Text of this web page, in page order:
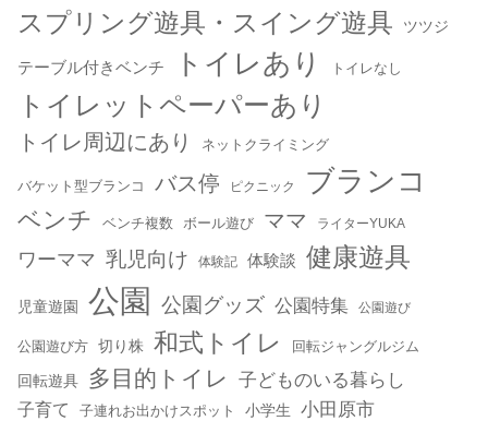
スプリング遊具・スイング遊具 ツツジ
テーブル付きベンチ トイレあり トイレなし
トイレットペーパーあり
トイレ周辺にあり ネットクライミング
バケット型ブランコ バス停 ピクニック ブランコ
ベンチ ベンチ複数 ボール遊び ママ ライターYUKA
ワーママ 乳児向け 体験記 体験談 健康遊具
児童遊園 公園 公園グッズ 公園特集 公園遊び
公園遊び方 切り株 和式トイレ 回転ジャングルジム
回転遊具 多目的トイレ 子どものいる暮らし
子育て 子連れお出かけスポット 小学生 小田原市